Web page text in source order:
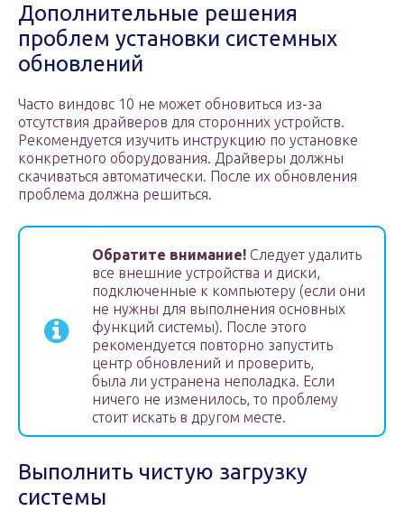
Дополнительные решения
проблем установки системных
обновлений
Часто виндовс 10 не может обновиться из-за
отсутствия драйверов для сторонних устройств.
Рекомендуется изучить инструкцию по установке
конкретного оборудования. Драйверы должны
скачиваться автоматически. После их обновления
проблема должна решиться.
Обратите внимание! Следует удалить
все внешние устройства и диски,
подключенные к компьютеру (если они
не нужны для выполнения основных
функций системы). После этого
рекомендуется повторно запустить
центр обновлений и проверить,
была ли устранена неполадка. Если
ничего не изменилось, то проблему
стоит искать в другом месте.
Выполнить чистую загрузку
системы